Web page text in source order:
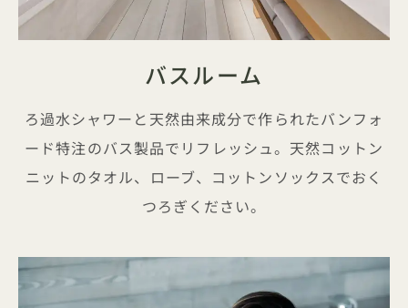
バスルーム
ろ過水シャワーと天然由来成分で作られたバンフォ
ード特注のバス製品でリフレッシュ。天然コットン
ニットのタオル、ローブ、コットンソックスでおく
つろぎください。